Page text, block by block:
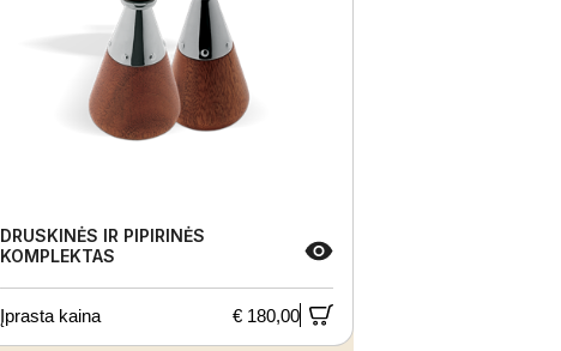
DRUSKINĖS IR PIPIRINĖS
KOMPLEKTAS
Įprasta kaina € 180,00